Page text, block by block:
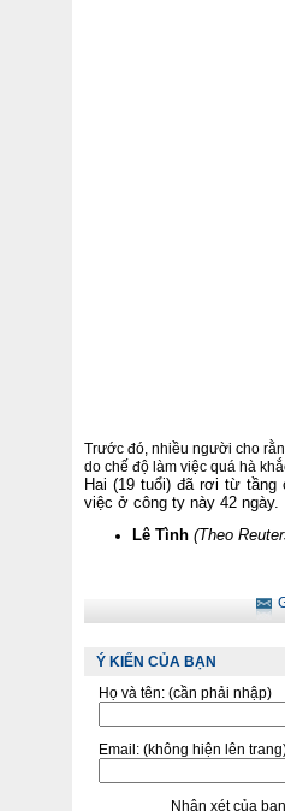
Trước đó, nhiều người cho
do chế độ làm việc quá hà
Hai (19 tuổi) đã rơi từ tầng
việc ở công ty này 42 ngày.
Lê Tình (Theo
Ý KIẾN CỦA BẠN
Họ và tên: (cần phải nhập)
Email: (không hiện lên
Nhận xét của